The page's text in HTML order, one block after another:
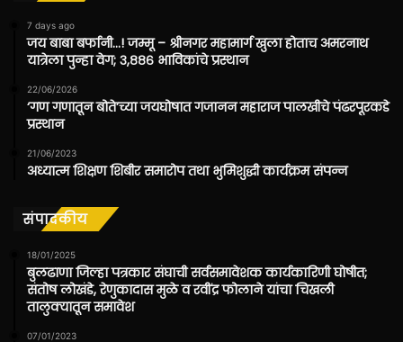
7 days ago
जय बाबा बर्फानी…! जम्मू – श्रीनगर महामार्ग खुला होताच अमरनाथ
यात्रेला पुन्हा वेग; ३,८८६ भाविकांचे प्रस्थान
22/06/2026
‘गण गणातून बोते’च्या जयघोषात गजानन महाराज पालखीचे पंढरपूरकडे
प्रस्थान
21/06/2023
अध्यात्म शिक्षण शिबीर समारोप तथा भुमिशुद्धी कार्यक्रम संपन्न
संपादकीय
18/01/2025
बुलढाणा जिल्हा पत्रकार संघाची सर्वसमावेशक कार्यकारिणी घोषीत;
संतोष लोखंडे, रेणुकादास मुळे व रवींद्र फोलाने यांचा चिखली
तालुक्यातून समावेश
07/01/2023